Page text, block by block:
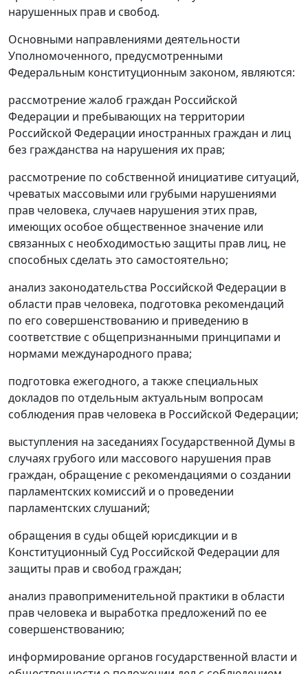
нарушенных прав и свобод.
Основными направлениями деятельности
Уполномоченного, предусмотренными
Федеральным конституционным законом, являются:
рассмотрение жалоб граждан Российской
Федерации и пребывающих на территории
Российской Федерации иностранных граждан и лиц
без гражданства на нарушения их прав;
рассмотрение по собственной инициативе ситуаций,
чреватых массовыми или грубыми нарушениями
прав человека, случаев нарушения этих прав,
имеющих особое общественное значение или
связанных с необходимостью защиты прав лиц, не
способных сделать это самостоятельно;
анализ законодательства Российской Федерации в
области прав человека, подготовка рекомендаций
по его совершенствованию и приведению в
соответствие с общепризнанными принципами и
нормами международного права;
подготовка ежегодного, а также специальных
докладов по отдельным актуальным вопросам
соблюдения прав человека в Российской Федерации;
выступления на заседаниях Государственной Думы в
случаях грубого или массового нарушения прав
граждан, обращение с рекомендациями о создании
парламентских комиссий и о проведении
парламентских слушаний;
обращения в суды общей юрисдикции и в
Конституционный Суд Российской Федерации для
защиты прав и свобод граждан;
анализ правоприменительной практики в области
прав человека и выработка предложений по ее
совершенствованию;
информирование органов государственной власти и